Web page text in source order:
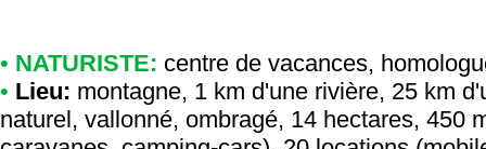
• NATURISTE: centre de vacances,
• Lieu: montagne, 1 km d'une rivière, 25 km
naturel, vallonné, ombragé, 14 hectares, 450